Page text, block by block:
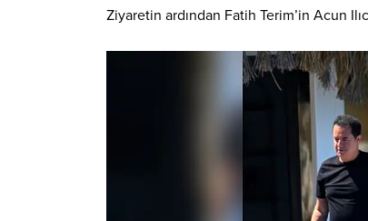
Ziyaretin ardından Fatih Terim’in Acun